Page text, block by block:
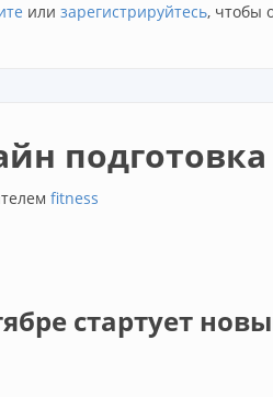
фитнес бикини и менс физик
или зарегистрируйтесь, чтобы
подготовка
fitness
стартует